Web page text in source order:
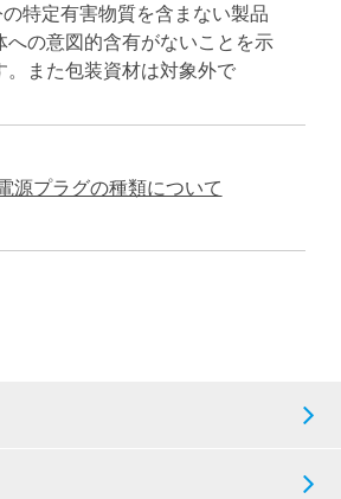
特定有害物質を含まない製品
への意図的含有がないことを示
。また包装資材は対象外で
源プラグの種類について